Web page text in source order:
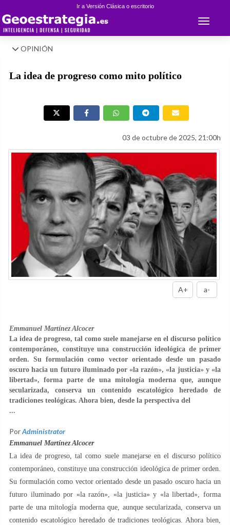
Ir a Versión Clásica o escritorio
Toggle
OPINIÓN
La idea de progreso como mito político
03 de octubre de 2025, 21:00h
A+ a-
Emmanuel Martínez Alcocer
La idea de progreso, tal como suele manejarse en el discurso político
contemporáneo, constituye una construcción ideológica de primer
orden. Su formulación como vector orientado desde un pasado
oscuro hacia un futuro iluminado por «la razón», «la justicia» y «la
libertad», forma parte de una mitología moderna que, aunque
secularizada, conserva un contenido escatológico heredado de
tradiciones teológicas. Ahora bien, desde la perspectiva del
...
PorAdministrator
Emmanuel Martínez Alcocer
La idea de progreso, tal como suele manejarse en el discurso político
contemporáneo, constituye una construcción ideológica de primer orden.
Su formulación como vector orientado desde un pasado oscuro hacia un
futuro iluminado por «la razón», «la justicia» y «la libertad», forma
parte de una mitología moderna que, aunque secularizada, conserva un
contenido escatológico heredado de tradiciones teológicas. Ahora bien,